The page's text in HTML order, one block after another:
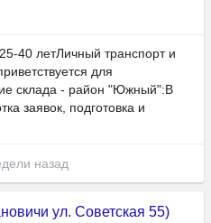
40 летЛичный транспорт и
для
склада - район "Южный":В
заявок, подготовка и
назад
ул. Советская 55)